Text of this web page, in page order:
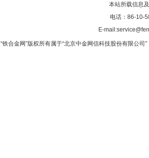
本站所载信息
电话：86-10-
E-
“铁合金网”版权所有属于“北京中金网信科技股份有限公司